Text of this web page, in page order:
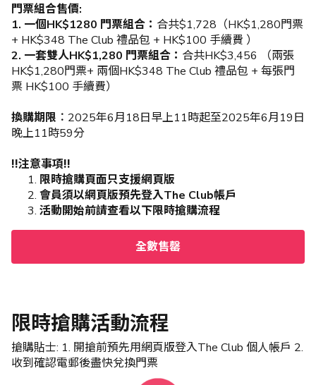
門票組合售價:
1. 一個HK$1280 門票組合： 合共$1,728（HK$1,280門票
+ HK$348 The Club 禮品包 + HK$100 手續費 ）
2. 一套雙人HK$1,280 門票組合： 合共HK$3,456 （兩張
HK$1,280門票+ 兩個HK$348 The Club 禮品包 + 每張門
票 HK$100 手續費）
換購期限︰ 2025年6月18日早上11時起至2025年6月19日
晚上11時59分
‼️注意事項‼️
限時搶購頁面只支援網頁版
會員須以網頁版預先登入The Club帳戶
活動開始前請查看以下限時搶購流程
全數售罄
限時搶購活動流程
搶購貼士: 1. 開搶前預先用網頁版登入The Club 個人帳戶 2.
收到確認電郵後盡快兌換門票